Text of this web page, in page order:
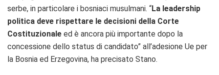
serbe, in particolare i bosniaci musulmani. “La leadership
politica deve rispettare le decisioni della Corte
Costituzionale ed è ancora più importante dopo la
concessione dello status di candidato” all’adesione Ue per
la Bosnia ed Erzegovina, ha precisato Stano.